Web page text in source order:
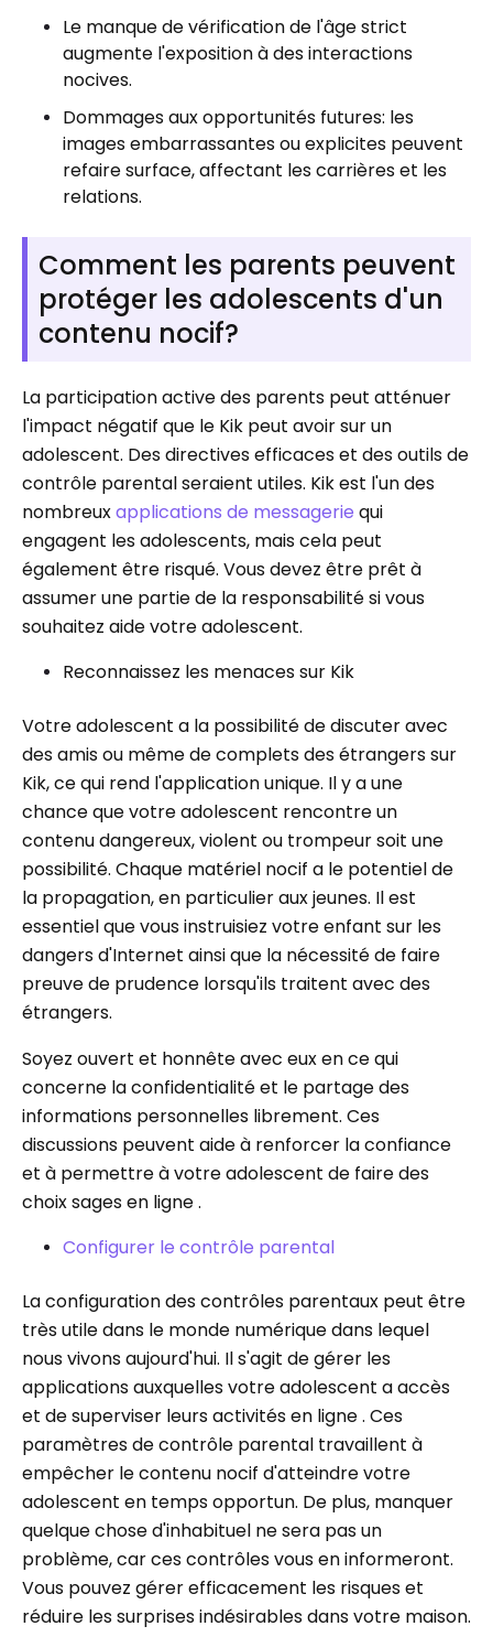
Le manque de vérification de l'âge strict
augmente l'exposition à des interactions
nocives.
Dommages aux opportunités futures: les
images embarrassantes ou explicites peuvent
refaire surface, affectant les carrières et les
relations.
Comment les parents peuvent
protéger les adolescents d'un
contenu nocif?
La participation active des parents peut atténuer
l'impact négatif que le Kik peut avoir sur un
adolescent. Des directives efficaces et des outils de
contrôle parental seraient utiles. Kik est l'un des
nombreuxapplications de messagerie qui
engagent les adolescents, mais cela peut
également être risqué. Vous devez être prêt à
assumer une partie de la responsabilité si vous
souhaitez aide votre adolescent.
Reconnaissez les menaces sur Kik
Votre adolescent a la possibilité de discuter avec
des amis ou même de complets des étrangers sur
Kik, ce qui rend l'application unique. Il y a une
chance que votre adolescent rencontre un
contenu dangereux, violent ou trompeur soit une
possibilité. Chaque matériel nocif a le potentiel de
la propagation, en particulier aux jeunes. Il est
essentiel que vous instruisiez votre enfant sur les
dangers d'Internet ainsi que la nécessité de faire
preuve de prudence lorsqu'ils traitent avec des
étrangers.
Soyez ouvert et honnête avec eux en ce qui
concerne la confidentialité et le partage des
informations personnelles librement. Ces
discussions peuvent aide à renforcer la confiance
et à permettre à votre adolescent de faire des
choix sages en ligne .
Configurer le contrôle parental
La configuration des contrôles parentaux peut être
très utile dans le monde numérique dans lequel
nous vivons aujourd'hui. Il s'agit de gérer les
applications auxquelles votre adolescent a accès
et de superviser leurs activités en ligne . Ces
paramètres de contrôle parental travaillent à
empêcher le contenu nocif d'atteindre votre
adolescent en temps opportun. De plus, manquer
quelque chose d'inhabituel ne sera pas un
problème, car ces contrôles vous en informeront.
Vous pouvez gérer efficacement les risques et
réduire les surprises indésirables dans votre maison.